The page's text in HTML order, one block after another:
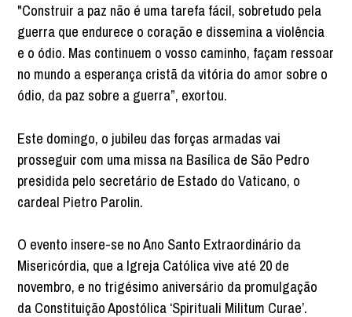
"Construir a paz não é uma tarefa fácil, sobretudo pela
guerra que endurece o coração e dissemina a violência
e o ódio. Mas continuem o vosso caminho, façam ressoar
no mundo a esperança cristã da vitória do amor sobre o
ódio, da paz sobre a guerra”, exortou.
Este domingo, o jubileu das forças armadas vai
prosseguir com uma missa na Basílica de São Pedro
presidida pelo secretário de Estado do Vaticano, o
cardeal Pietro Parolin.
O evento insere-se no Ano Santo Extraordinário da
Misericórdia, que a Igreja Católica vive até 20 de
novembro, e no trigésimo aniversário da promulgação
da Constituição Apostólica ‘Spirituali Militum Curae’.